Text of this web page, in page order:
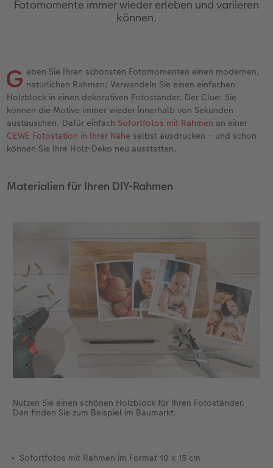
Personalisierter Schuber
Einband mit Leder und Leinen
Erste Schritte
Bestellwege
Webinare
Kundengeschichten
Coffeetable Book «Art Collection»
CEWE FOTOBUCH per PDF
Zubehör
Nature Prints
Fotosticker
Sofortfotos
Biometrisches Passfoto
Zubehör
Photo Streetmap Poster
Acrylglas
Alu Dibond
Foto auf Holz
Gallery Print
Mehrteiler
Wandgestaltung
CEWE myPhotos
Weitere Anlässe
Postkarten
Einzelkarten im Direktversand
CEWE myPhotos
Spiele
Faber-Castell
Art Prints
Foto-Geschenkbox
Geschenkidee
CEWE myPhotos
Foto-Leckerlidose
Neuheiten
Silikonhüllen
Holzhülle
Handykette
Mit Design
CEWE myPhotos
Wandkalender mit Design
Wandkalender A3
Tischkalender Quadratisch
CEWE myPhotos
Zubehör
Zum Geburtstag
Fotogeschenke zum Osterfest
für Brautpaare
für den JGA
Hochzeit
Kundengeschichten
CEWE Magazin
App
Fotomomente immer wieder erleben und variieren
können.
G eben Sie Ihren schönsten Fotomomenten einen modernen,
natürlichen Rahmen: Verwandeln Sie einen einfachen
Holzblock in einen dekorativen Fotoständer. Der Clue: Sie
können die Motive immer wieder innerhalb von Sekunden
austauschen. Dafür einfach Sofortfotos mit Rahmen an einer
CEWE Fotostation in Ihrer Nähe selbst ausdrucken – und schon
können Sie Ihre Holz-Deko neu ausstatten.
Materialien für Ihren DIY-Rahmen
Nutzen Sie einen schönen Holzblock für Ihren Fotoständer.
Den finden Sie zum Beispiel im Baumarkt.
Sofortfotos mit Rahmen im Format 10 x 15 cm